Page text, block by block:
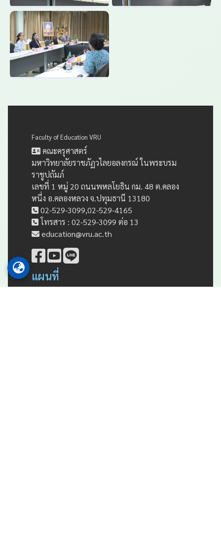
Faculty of Education VRU
คณะครุศาสตร์
มหาวิทยาลัยราชภัฏวไลยอลงกรณ์ ในพระบรม
ราชูปถัมภ์
เลขที่ 1 หมู่ 20 ถนนพหลโยธิน กม. 48 ต.คลอง
หนึ่ง อ.คลองหลวง จ.ปทุมธานี 13180
02-529-3099,02-529-4165
โทรสาร : 02-529-3099 ต่อ 13
education@vru.ac.th
แผนที่